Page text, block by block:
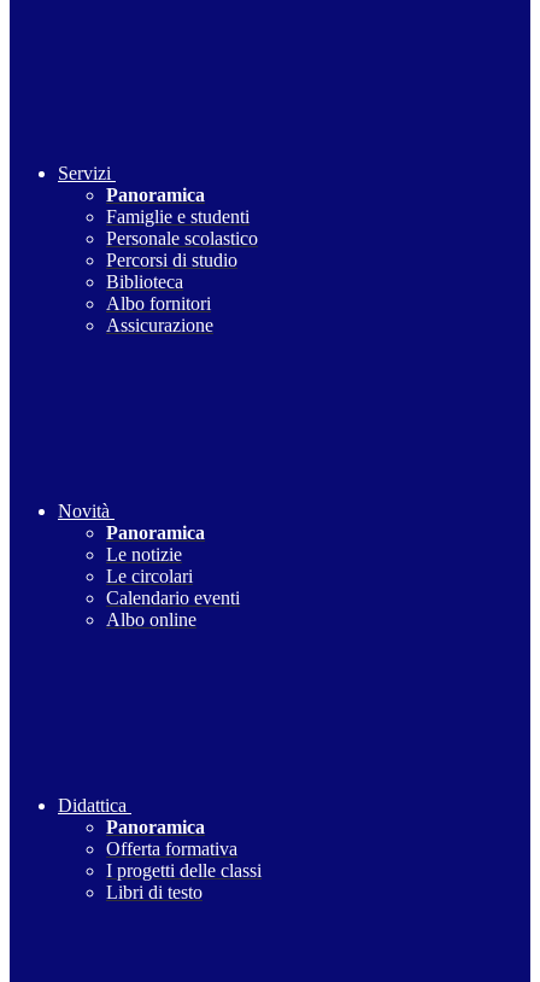
Servizi
Panoramica
Famiglie e studenti
Personale scolastico
Percorsi di studio
Biblioteca
Albo fornitori
Assicurazione
Novità
Panoramica
Le notizie
Le circolari
Calendario eventi
Albo online
Didattica
Panoramica
Offerta formativa
I progetti delle classi
Libri di testo